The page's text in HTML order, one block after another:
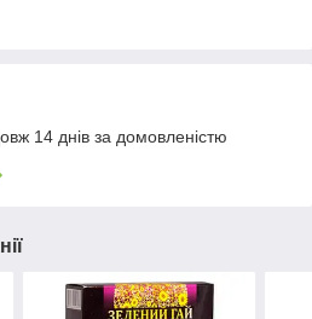
14 днів за домовленістю